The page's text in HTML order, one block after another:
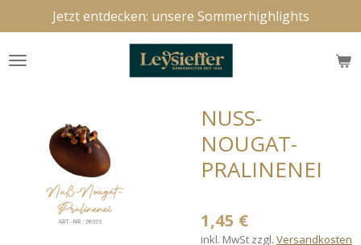
Hauptinhalt
springen
Jetzt entdecken: unsere Sommerhighlights
NUSS-
NOUGAT-
PRALINENEI
1,45 €
inkl. MwSt zzgl. Versandkosten